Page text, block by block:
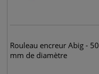
Rouleau encreur Abig - 50
mm de diamètre